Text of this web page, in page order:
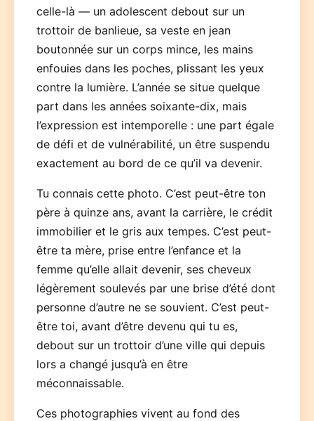
DeutschEnglishEspañolFrançaisItaliano
NederlandsPolskiPortuguês 한국어 日本語
celle-là — un adolescent debout sur un
trottoir de banlieue, sa veste en jean
boutonnée sur un corps mince, les mains
enfouies dans les poches, plissant les yeux
contre la lumière. L’année se situe quelque
part dans les années soixante-dix, mais
l’expression est intemporelle : une part égale
de défi et de vulnérabilité, un être suspendu
exactement au bord de ce qu’il va devenir.
Tu connais cette photo. C’est peut-être ton
père à quinze ans, avant la carrière, le crédit
immobilier et le gris aux tempes. C’est peut-
être ta mère, prise entre l’enfance et la
femme qu’elle allait devenir, ses cheveux
légèrement soulevés par une brise d’été dont
personne d’autre ne se souvient. C’est peut-
être toi, avant d’être devenu qui tu es,
debout sur un trottoir d’une ville qui depuis
lors a changé jusqu’à en être
méconnaissable.
Ces photographies vivent au fond des